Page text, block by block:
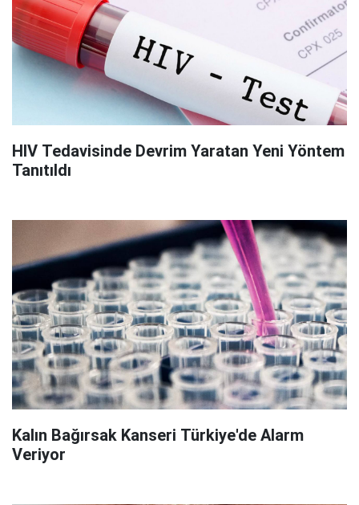
HIV Tedavisinde Devrim Yaratan Yeni Yöntem
Tanıtıldı
Kalın Bağırsak Kanseri Türkiye'de Alarm
Veriyor